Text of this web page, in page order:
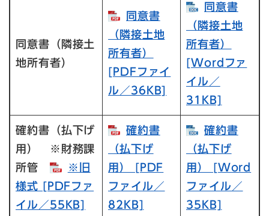
同意書（隣接土
地所有者）
同意書
（隣接土地
所有者）​
[PDFファイ
ル／36KB]
同意書
（隣接土地
所有者）​
[Wordファ
イル／
31KB]
確約書（払下げ
用） ※財務課
所管
※旧
様式 [PDFファ
イル／55KB]
確約書
（払下げ
用） [PDF
ファイル／
82KB]
確約書
（払下げ
用） [Word
ファイル／
35KB]